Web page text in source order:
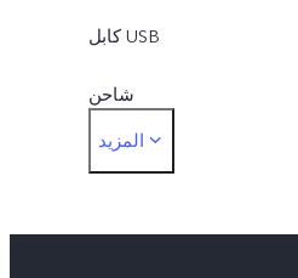
كابل USB
شاحن
الأذن مقاس 3.5 ممالمزيد